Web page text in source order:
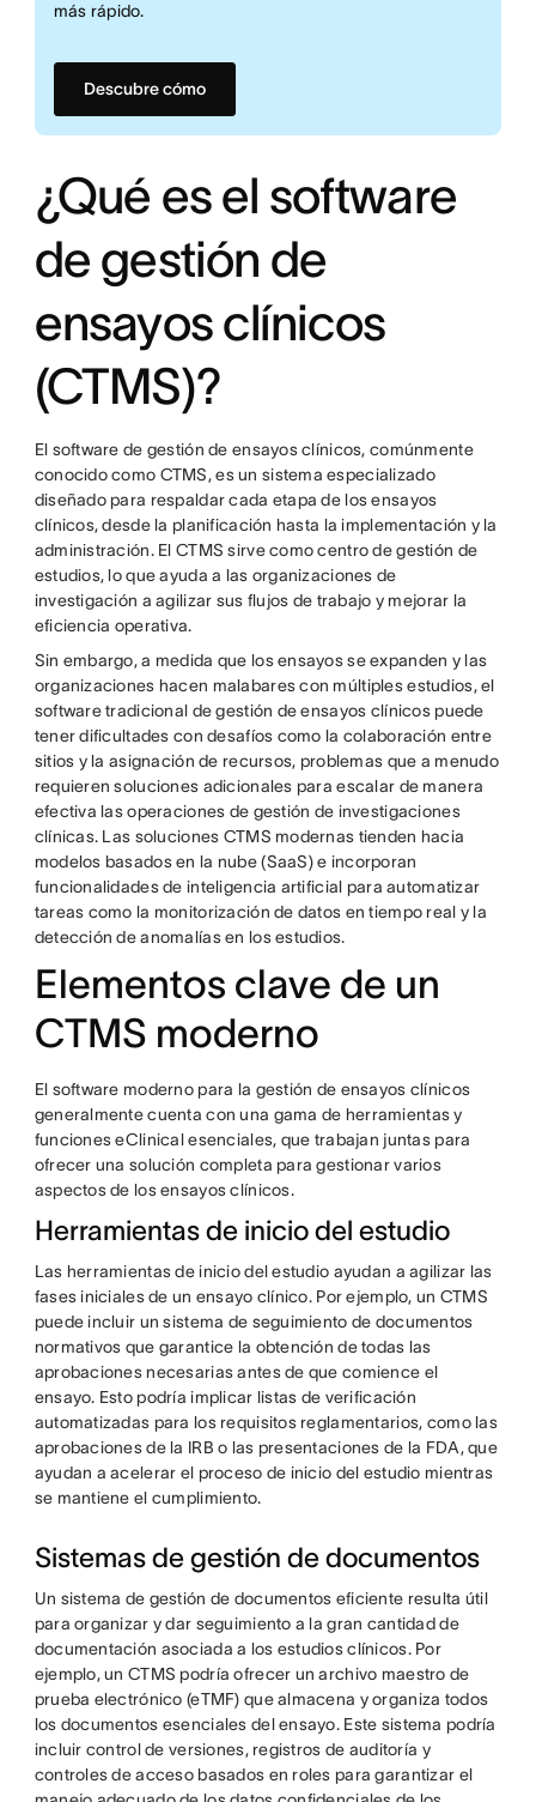
más rápido.
Descubre cómo
¿Qué es el software
de gestión de
ensayos clínicos
(CTMS)?
El software de gestión de ensayos clínicos, comúnmente
conocido como CTMS, es un sistema especializado
diseñado para respaldar cada etapa de los ensayos
clínicos, desde la planificación hasta la implementación y la
administración. El CTMS sirve como centro de gestión de
estudios, lo que ayuda a las organizaciones de
investigación a agilizar sus flujos de trabajo y mejorar la
eficiencia operativa.
Sin embargo, a medida que los ensayos se expanden y las
organizaciones hacen malabares con múltiples estudios, el
software tradicional de gestión de ensayos clínicos puede
tener dificultades con desafíos como la colaboración entre
sitios y la asignación de recursos, problemas que a menudo
requieren soluciones adicionales para escalar de manera
efectiva las operaciones de gestión de investigaciones
clínicas. Las soluciones CTMS modernas tienden hacia
modelos basados en la nube (SaaS) e incorporan
funcionalidades de inteligencia artificial para automatizar
tareas como la monitorización de datos en tiempo real y la
detección de anomalías en los estudios.
Elementos clave de un
CTMS moderno
El software moderno para la gestión de ensayos clínicos
generalmente cuenta con una gama de herramientas y
funciones eClinical esenciales, que trabajan juntas para
ofrecer una solución completa para gestionar varios
aspectos de los ensayos clínicos.
Herramientas de inicio del estudio
Las herramientas de inicio del estudio ayudan a agilizar las
fases iniciales de un ensayo clínico. Por ejemplo, un CTMS
puede incluir un sistema de seguimiento de documentos
normativos que garantice la obtención de todas las
aprobaciones necesarias antes de que comience el
ensayo. Esto podría implicar listas de verificación
automatizadas para los requisitos reglamentarios, como las
aprobaciones de la IRB o las presentaciones de la FDA, que
ayudan a acelerar el proceso de inicio del estudio mientras
se mantiene el cumplimiento.
Sistemas de gestión de documentos
Un sistema de gestión de documentos eficiente resulta útil
para organizar y dar seguimiento a la gran cantidad de
documentación asociada a los estudios clínicos. Por
ejemplo, un CTMS podría ofrecer un archivo maestro de
prueba electrónico (eTMF) que almacena y organiza todos
los documentos esenciales del ensayo. Este sistema podría
incluir control de versiones, registros de auditoría y
controles de acceso basados en roles para garantizar el